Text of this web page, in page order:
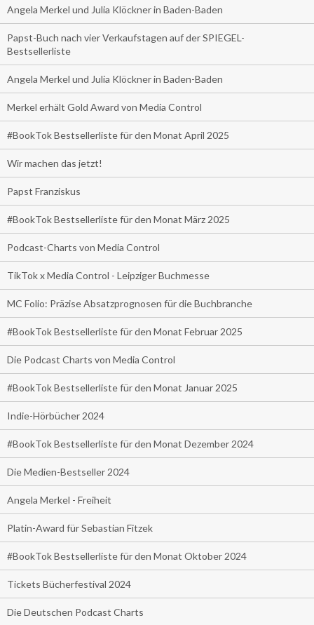
Angela Merkel und Julia Klöckner in Baden-Baden
Papst-Buch nach vier Verkaufstagen auf der SPIEGEL-
Bestsellerliste
Angela Merkel und Julia Klöckner in Baden-Baden
Merkel erhält Gold Award von Media Control
#BookTok Bestsellerliste für den Monat April 2025
Wir machen das jetzt!
Papst Franziskus
#BookTok Bestsellerliste für den Monat März 2025
Podcast-Charts von Media Control
TikTok x Media Control - Leipziger Buchmesse
MC Folio: Präzise Absatzprognosen für die Buchbranche
#BookTok Bestsellerliste für den Monat Februar 2025
Die Podcast Charts von Media Control
#BookTok Bestsellerliste für den Monat Januar 2025
Indie-Hörbücher 2024
#BookTok Bestsellerliste für den Monat Dezember 2024
Die Medien-Bestseller 2024
Angela Merkel - Freiheit
Platin-Award für Sebastian Fitzek
#BookTok Bestsellerliste für den Monat Oktober 2024
Tickets Bücherfestival 2024
Die Deutschen Podcast Charts